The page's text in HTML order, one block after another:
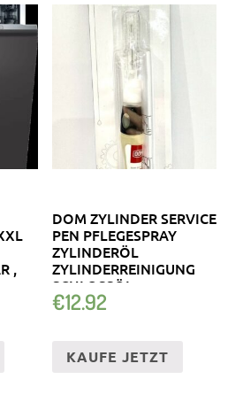
,
DOM ZYLINDER SERVICE
PEN PFLEGESPRAY
ZYLINDERÖL
ZYLINDERREINIGUNG
SCHLOSSÖL
€12.92
KAUFE JETZT